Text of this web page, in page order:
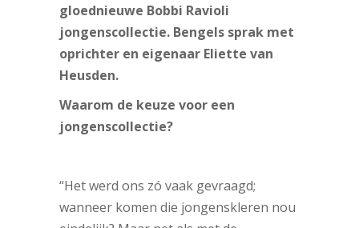
gloednieuwe Bobbi Ravioli
jongenscollectie. Bengels sprak met
oprichter en eigenaar Eliette van
Heusden.
Waarom de keuze voor een
jongenscollectie?
“Het werd ons zó vaak gevraagd;
wanneer komen die jongenskleren nou